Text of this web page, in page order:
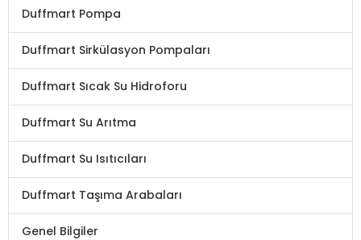
Duffmart Pompa
Duffmart Sirkülasyon Pompaları
Duffmart Sıcak Su Hidroforu
Duffmart Su Arıtma
Duffmart Su Isıtıcıları
Duffmart Taşıma Arabaları
Genel Bilgiler